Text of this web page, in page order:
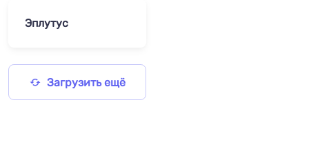
Эплутус
Загрузить ещё